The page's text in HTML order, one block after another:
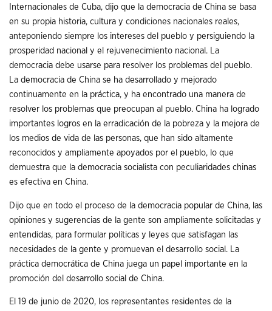
Internacionales de Cuba, dijo que la democracia de China se basa
en su propia historia, cultura y condiciones nacionales reales,
anteponiendo siempre los intereses del pueblo y persiguiendo la
prosperidad nacional y el rejuvenecimiento nacional. La
democracia debe usarse para resolver los problemas del pueblo.
La democracia de China se ha desarrollado y mejorado
continuamente en la práctica, y ha encontrado una manera de
resolver los problemas que preocupan al pueblo. China ha logrado
importantes logros en la erradicación de la pobreza y la mejora de
los medios de vida de las personas, que han sido altamente
reconocidos y ampliamente apoyados por el pueblo, lo que
demuestra que la democracia socialista con peculiaridades chinas
es efectiva en China.
Dijo que en todo el proceso de la democracia popular de China, las
opiniones y sugerencias de la gente son ampliamente solicitadas y
entendidas, para formular políticas y leyes que satisfagan las
necesidades de la gente y promuevan el desarrollo social. La
práctica democrática de China juega un papel importante en la
promoción del desarrollo social de China.
El 19 de junio de 2020, los representantes residentes de la